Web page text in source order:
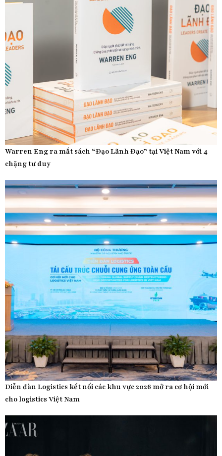
Warren Eng ra mắt sách “Đạo Lãnh Đạo” tại Việt Nam với 4
chặng tư duy
Diễn đàn Logistics kết nối các khu vực 2026 mở ra cơ hội mới
cho logistics Việt Nam